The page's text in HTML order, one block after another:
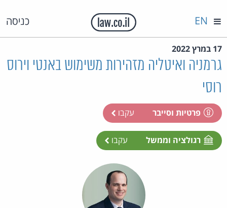
כניסה EN
17 במרץ 2022
גרמניה ואיטליה מזהירות משימוש באנטי וירוס
רוסי
פרטיות וסייבר עקבו
רגולציה וממשל עקבו